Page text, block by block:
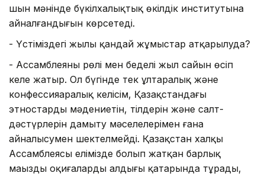
шын мәнінде бүкілхалықтық өкілдік институтына
айналғандығын көрсетеді.
- Үстіміздегі жылы қандай жұмыстар атқарылуда?
- Ассамблеяның рөлі мен беделі жыл сайын өсіп
келе жатыр. Ол бүгінде тек ұлтаралық және
конфессияаралық келісім, Қазақстандағы
этностардың мәдениетін, тілдерін және салт-
дәстүрлерін дамыту мәселелерімен ғана
айналысумен шектелмейді. Қазақстан халқы
Ассамблеясы елімізде болып жатқан барлық
маңызды оқиғалардың алдыңғы қатарында тұрады,